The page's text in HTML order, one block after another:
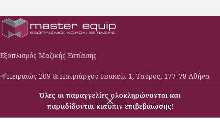
Όλες οι παραγγελίες ολοκληρώνονται και
παραδίδονται κατόπιν επιβεβαίωσης!
Εξοπλισμός Μαζικής Εστίασης
Πειραιώς 209 & Πατριάρχου Ιωακείμ 1, Ταύρος, 177-78 Αθήνα
Email: c-s@masterequip.gr